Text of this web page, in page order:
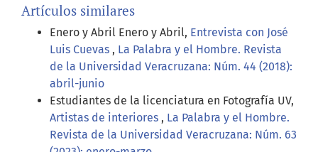
Artículos similares
Enero y Abril Enero y Abril, Entrevista con José
Luis Cuevas , La Palabra y el Hombre. Revista
de la Universidad Veracruzana: Núm. 44 (2018):
abril-junio
Estudiantes de la licenciatura en Fotografía UV,
Artistas de interiores , La Palabra y el Hombre.
Revista de la Universidad Veracruzana: Núm. 63